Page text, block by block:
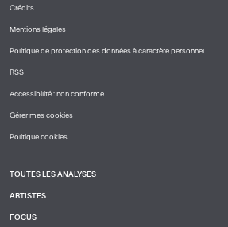
PAGE
1
Crédits
Mentions légales
Politique de protection des données à caractère personnel
RSS
Accessibilité : non conforme
Gérer mes cookies
Politique cookies
DE
PAGE
TOUTES LES ANALYSES
ARTISTES
FOCUS